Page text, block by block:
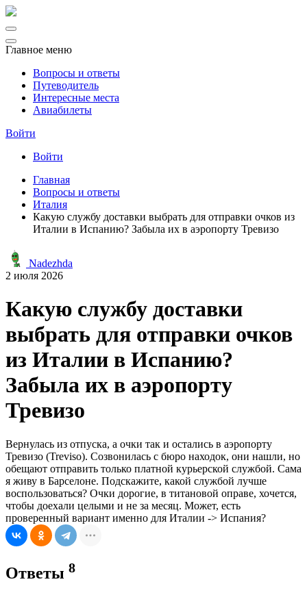
Главное меню
Вопросы и ответы
Путеводитель
Интересные места
Авиабилеты
Войти
Войти
Главная
Вопросы и ответы
Италия
Какую службу доставки выбрать для отправки очков из
Италии в Испанию? Забыла их в аэропорту Тревизо
Nadezhda
2 июля 2026
Какую службу доставки
выбрать для отправки очков
из Италии в Испанию?
Забыла их в аэропорту
Тревизо
Вернулась из отпуска, а очки так и остались в аэропорту
Тревизо (Treviso). Созвонилась с бюро находок, они нашли, но
обещают отправить только платной курьерской службой. Сама
я живу в Барселоне. Подскажите, какой службой лучше
воспользоваться? Очки дорогие, в титановой оправе, хочется,
чтобы доехали целыми и не за месяц. Может, есть
проверенный вариант именно для Италии -> Испания?
Ответы 8